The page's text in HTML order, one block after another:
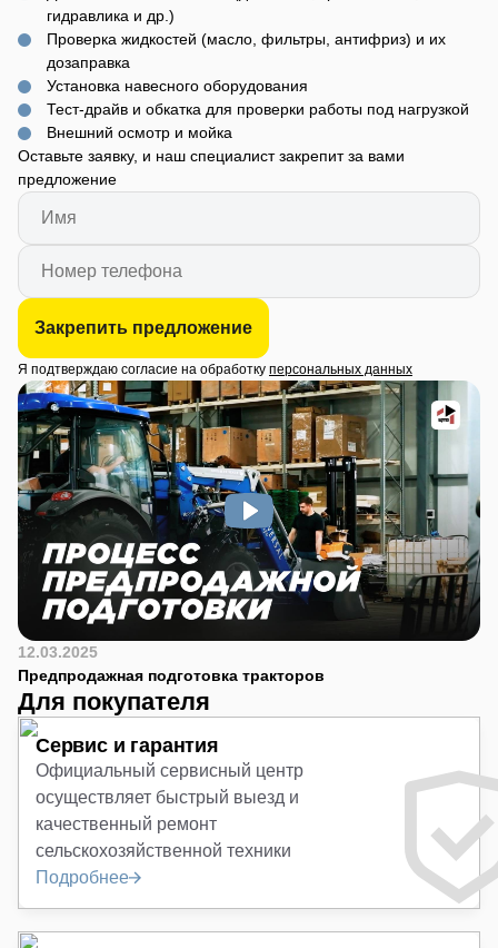
гидравлика и др.)
Проверка жидкостей (масло, фильтры, антифриз) и их
дозаправка
Установка навесного оборудования
Тест-драйв и обкатка для проверки работы под нагрузкой
Внешний осмотр и мойка
Оставьте заявку, и наш специалист закрепит за вами
предложение
Закрепить предложение
Я подтверждаю согласие на обработку персональных данных
12.03.2025
Предпродажная подготовка тракторов
Для покупателя
Сервис и гарантия
Официальный сервисный центр
осуществляет быстрый выезд и
качественный ремонт
сельскохозяйственной техники
Подробнее